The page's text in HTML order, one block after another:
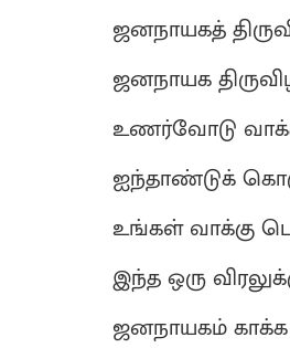
ஜனநாயகத்
ஜனநாயக
உணர்வோடு
ஐந்தாண்டுக்
உங்கள் வாக்கு
இந்த ஒரு
ஜனநாயகம்